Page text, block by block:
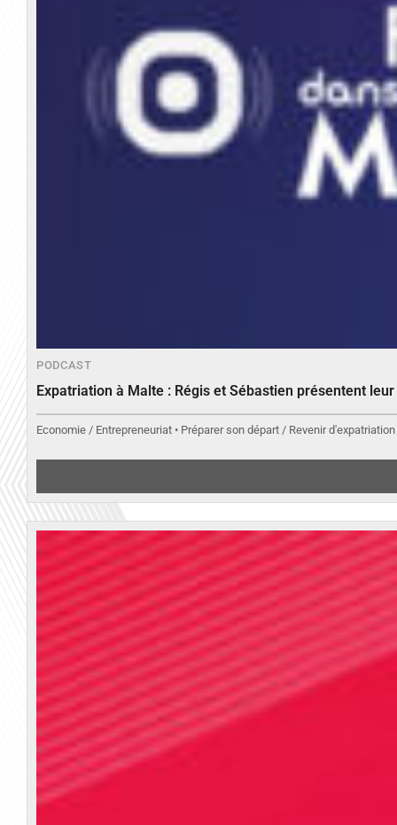
PODCAST
Expatriation à Malte : Régis et Sébastien présentent
Economie / Entrepreneuriat • Préparer son départ / Revenir d'expatriation